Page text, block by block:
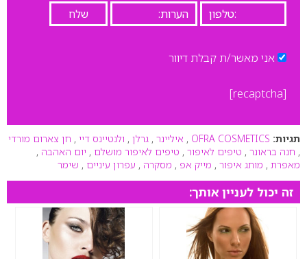
אני מאשר/ת קבלת דיוור
[recaptcha]
תגיות: OFRA COSMETICS
, איליינר , גרלן , ולנטיינס דיי , חן צארום מורדי
, חנה בראונר , טיפים לאיפור , טיפים לאיפור מושלם , יום האהבה ,
מאפרת , מותג איפור , מייק אפ , מסקרה , עפרון עיניים , שימר
זה יכול לעניין אותך: